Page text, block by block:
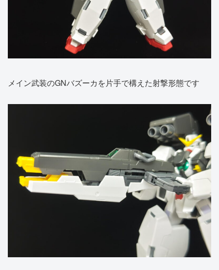
メイン武装のGNバズーカを片手で構えた射撃形態です